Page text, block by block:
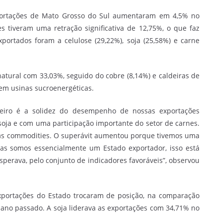
de Mato Grosso do Sul aumentaram em 4,5% no
tiveram uma retração significativa de 12,75%, o que faz
foram a celulose (29,22%), soja (25,58%) e carne
com 33,03%, seguido do cobre (8,14%) e caldeiras de
usinas sucroenergéticas.
é a solidez do desempenho de nossas exportações
e com uma participação importante do setor de carnes.
commodities. O superávit aumentou porque tivemos uma
somos essencialmente um Estado exportador, isso está
pelo conjunto de indicadores favoráveis”, observou
do Estado trocaram de posição, na comparação
passado. A soja liderava as exportações com 34,71% no